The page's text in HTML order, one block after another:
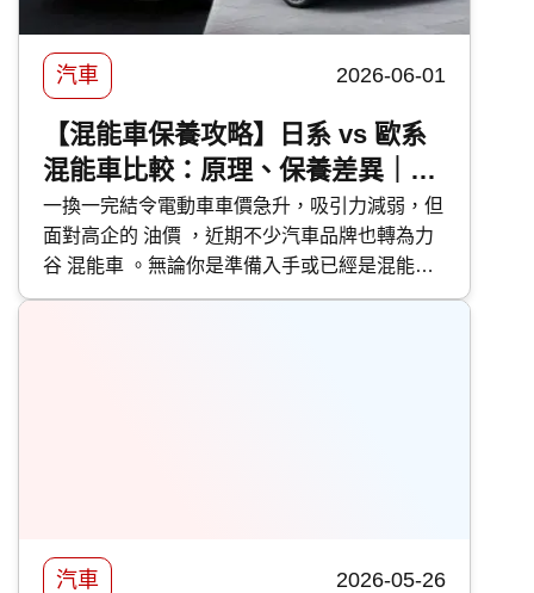
汽車 2026-06-01
【混能車保養攻略】日系 vs 歐系
混能車比較：原理、保養差異｜維
修成本分析
一換一完結令電動車車價急升，吸引力減弱，但
面對高企的 油價 ，近期不少汽車品牌也轉為力
谷 混能車 。無論你是準備入手或已經是混能車
主，應該如何分辨不同種類的混能車？應該如何
汽車 2026-05-26